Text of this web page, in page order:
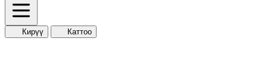
Кирүү Каттоо